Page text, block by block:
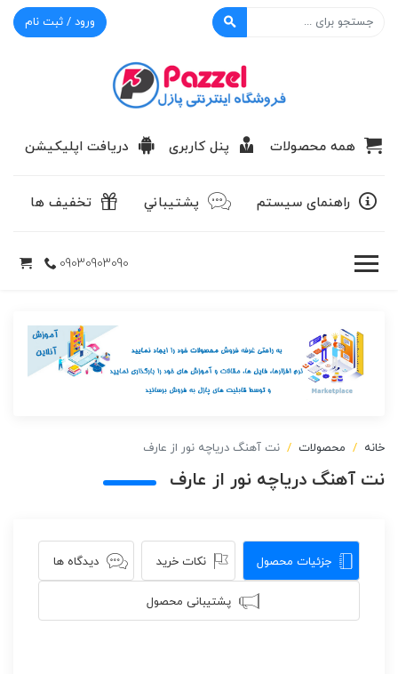
ورود / ثبت نام
همه محصولات پنل کاربری دریافت اپلیکیشن
راهنمای سیستم پشتيباني تخفیف ها
09030903090
خانه محصولات نت آهنگ دریاچه نور از عارف
نت آهنگ دریاچه نور از عارف
جزئیات محصول نکات خرید دیدگاه ها
پشتیبانی محصول